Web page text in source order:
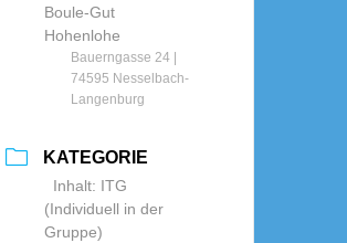
Boule-Gut
Hohenlohe
Bauerngasse 24 |
74595 Nesselbach-
Langenburg
KATEGORIE
Inhalt: ITG
(Individuell in der
Gruppe)